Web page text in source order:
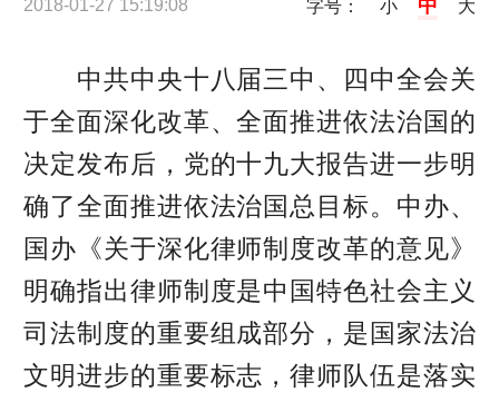
2018-01-27 15:19:08 字号： 小 中 大
中共中央十八届三中、四中全会关
于全面深化改革、全面推进依法治国的
决定发布后，党的十九大报告进一步明
确了全面推进依法治国总目标。中办、
国办《关于深化律师制度改革的意见》
明确指出律师制度是中国特色社会主义
司法制度的重要组成部分，是国家法治
文明进步的重要标志，律师队伍是落实